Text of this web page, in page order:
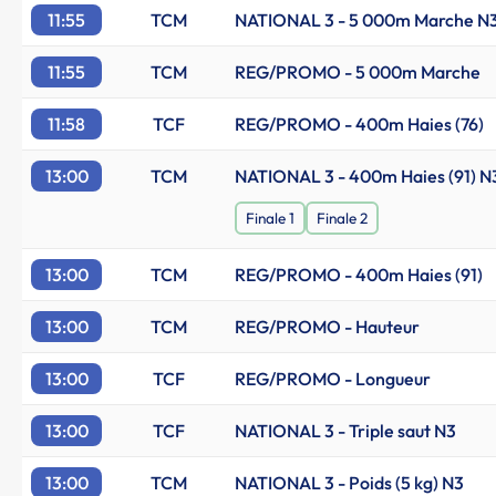
11:55 TCM NATIONAL 3 - 5 000m Marche
11:55 TCM REG/PROMO - 5 000m Marche
11:58 TCF REG/PROMO - 400m Haies (76)
13:00 TCM NATIONAL 3 - 400m Haies (91)
Finale 1 Finale 2
13:00 TCM REG/PROMO - 400m Haies (91)
13:00 TCM REG/PROMO - Hauteur
13:00 TCF REG/PROMO - Longueur
13:00 TCF NATIONAL 3 - Triple saut N3
13:00 TCM NATIONAL 3 - Poids (5 kg) N3